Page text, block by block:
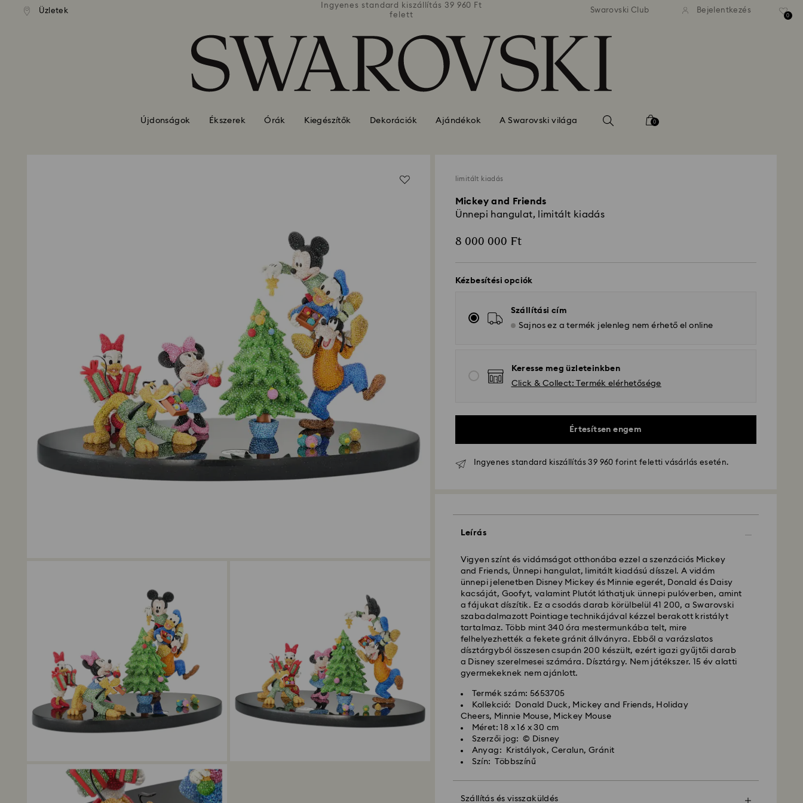
Hozzáférési-kulcs lista
Üzletek
kiszállítás 39 960 Ft
felett
Ingyenes standard kiszállítás 39 960 Ft
felett
Ingyenes standard kiszállítás 39 960 Ft
felett
Ingyenes standard kiszállítás
felett
Swarovski Club Bejelentkezés
0
Újdonságok Ékszerek Órák Kiegészítők Dekorációk Ajándékok A Swarovski világa 0
limitált kiadás
Mickey and Friends
Ünnepi hangulat, limitált kiadás
8 000 000 Ft
Kézbesítési opciók
Szállítási cím
Sajnos ez a termék jelenleg nem érhető el online
Keresse meg üzleteinkben
Click & Collect: Termék elérhetősége
Értesítsen engem
Ingyenes standard kiszállítás 39 960 forint feletti vásárlás esetén.
Leírás
Vigyen színt és vidámságot otthonába ezzel a szenzációs Mickey
and Friends, Ünnepi hangulat, limitált kiadású dísszel. A vidám
ünnepi jelenetben Disney Mickey és Minnie egerét, Donald és Daisy
kacsáját, Goofyt, valamint Plutót láthatjuk ünnepi pulóverben, amint
a fájukat díszítik. Ez a csodás darab körülbelül 41 200, a Swarovski
szabadalmazott Pointiage technikájával kézzel berakott kristályt
tartalmaz. Több mint 340 óra mestermunkába telt, mire
felhelyezhették a fekete gránit állványra. Ebből a varázslatos
dísztárgyból összesen csupán 200 készült, ezért igazi gyűjtői darab
a Disney szerelmesei számára. Dísztárgy. Nem játékszer. 15 év alatti
gyermekeknek nem ajánlott.
Termék szám: 5653705
Kollekció: Donald Duck, Mickey and Friends, Holiday
Cheers, Minnie Mouse, Mickey Mouse
Méret: 18 x 16 x 30 cm
Szerzői jog: © Disney
Anyag: Kristályok, Ceralun, Gránit
Szín: Többszínű
Szállítás és visszaküldés
Hagyományos szállítás - GLS
A hétfőtől péntekig 10:00 óráig leadott megrendeléseket még aznap
dolgozzuk fel majd szállítjuk ki.
Hagyományos kiszállítási: 3 munkanap a feldolgozás és a szállítás
után
Hagyományos kiszállítási költség: HUF 2'000
Ingyenes kiszállítás a rendelések felett: HUF 39 960
A hétfőtől péntekig, CET 14:30 óráig leadott megrendeléseket még
aznap feldolgozzuk és kiszállítjuk.
Expressz szállítási idő: 1 munkanap a feldolgozás és a szállítás után
Expressz szállítási költség: HUF 7'200
A Swarovski nem szállít postafiókokba vagy APO-FPO címekre. A